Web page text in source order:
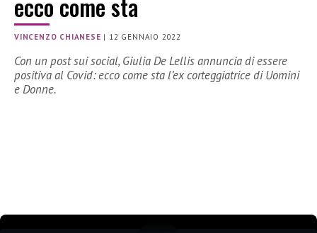
ecco come sta
VINCENZO CHIANESE | 12 GENNAIO 2022
Con un post sui social, Giulia De Lellis annuncia di essere
positiva al Covid: ecco come sta l’ex corteggiatrice di Uomini
e Donne.